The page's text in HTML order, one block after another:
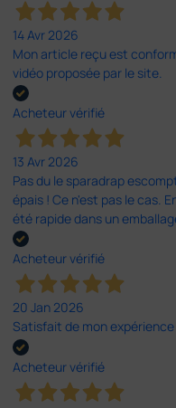
14 Avr 2026
Mon article reçu est
vidéo proposée par le site.
Acheteur vérifié
13 Avr 2026
Pas du le sparadrap
épais ! Ce n'est pas le cas.
été rapide dans un
Acheteur vérifié
20 Jan 2026
Satisfait de mon
Acheteur vérifié